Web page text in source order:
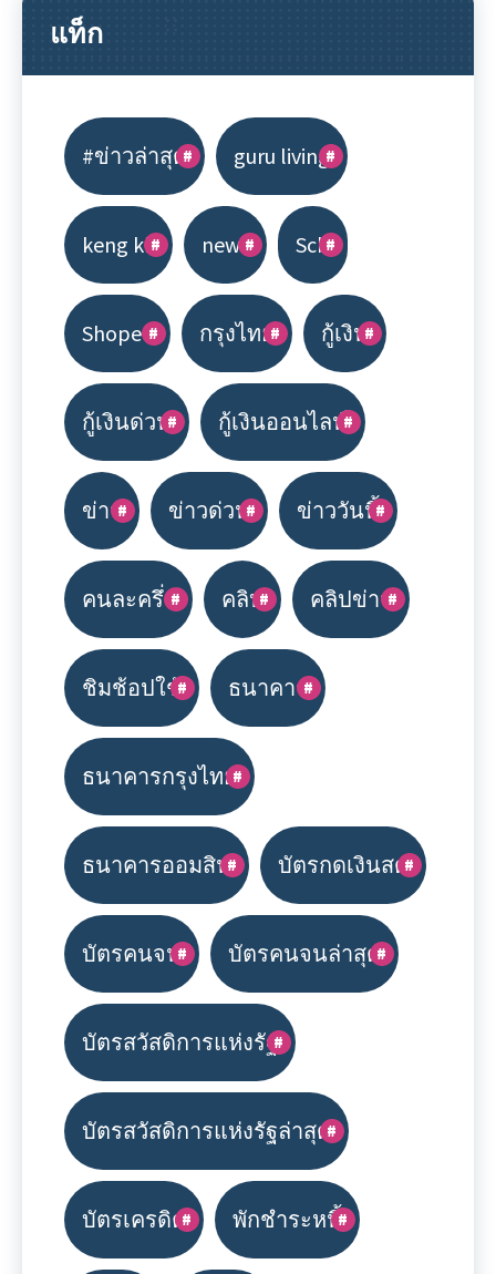
แท็ก
#ข่าวล่าสุด guru living
keng kk news Scb
Shopee กรุงไทย กู้เงิน
กู้เงินด่วน กู้เงินออนไลน์
ข่าว ข่าวด่วน ข่าววันนี้
คนละครึ่ง คลิป คลิปข่าว
ชิมช้อปใช้ ธนาคาร
ธนาคารกรุงไทย
ธนาคารออมสิน บัตรกดเงินสด
บัตรคนจน บัตรคนจนล่าสุด
บัตรสวัสดิการแห่งรัฐ
บัตรสวัสดิการแห่งรัฐล่าสุด
บัตรเครดิต พักชำระหนี้